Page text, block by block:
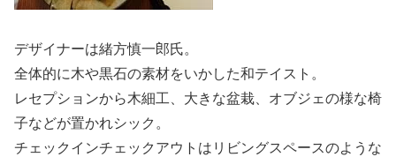
デザイナーは緒方慎一郎氏。
全体的に木や黒石の素材をいかした和テイスト。
レセプションから木細工、大きな盆栽、オブジェの様な椅
子などが置かれシック。
チェックインチェックアウトはリビングスペースのような